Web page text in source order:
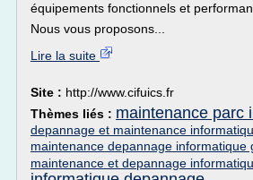
équipements fonctionnels et
Nous vous proposons...
Lire la suite
Site : http://www.cifuics.fr
Thèmes liés : maintenance parc
depannage et maintenance
maintenance depannage informatique
maintenance et depannage